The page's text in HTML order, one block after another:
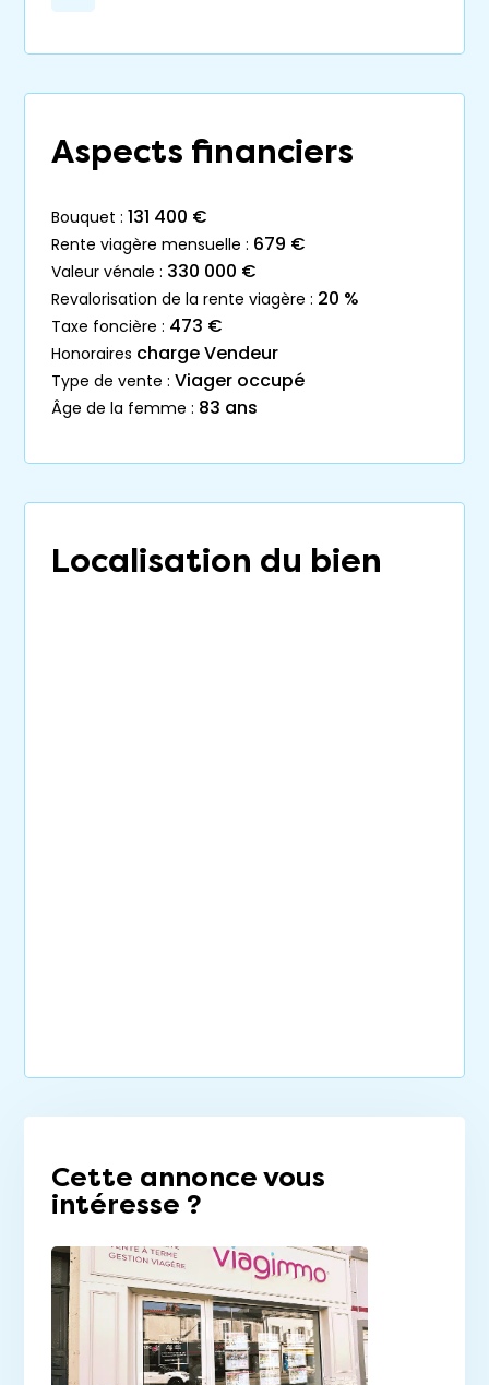
Aspects financiers
bouquet : 131 400 €
rente viagère mensuelle : 679 €
valeur vénale : 330 000 €
revalorisation de la rente viagère : 20 %
taxe foncière : 473 €
honoraires charge Vendeur
type de vente : Viager occupé
âge de la femme : 83 ans
Localisation du bien
Cette annonce vous
intéresse ?